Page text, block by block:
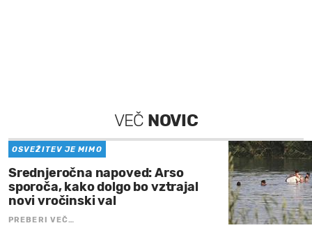
VEČ NOVIC
OSVEŽITEV JE MIMO
Srednjeročna napoved: Arso
sporoča, kako dolgo bo vztrajal
novi vročinski val
PREBERI VEČ…